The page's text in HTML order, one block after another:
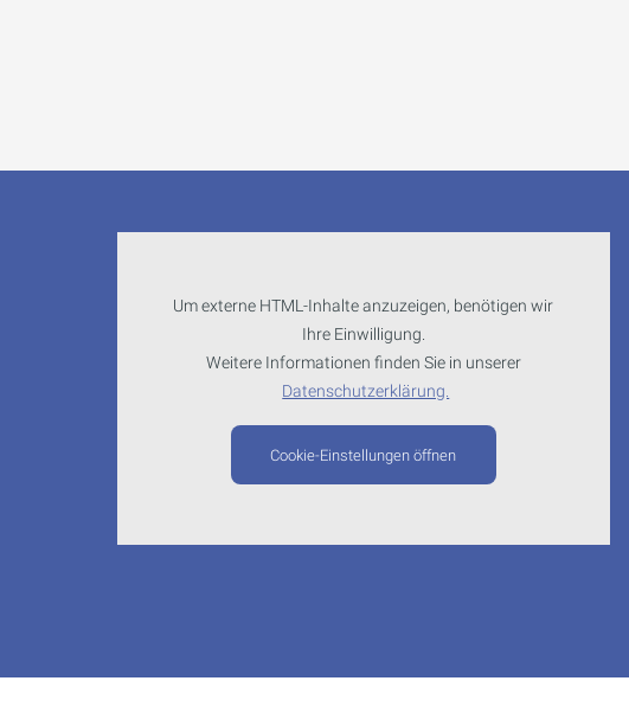
Um externe HTML-Inhalte anzuzeigen, benötigen wir
Ihre Einwilligung.
Weitere Informationen finden Sie in unserer
Datenschutzerklärung.
Cookie-Einstellungen öffnen